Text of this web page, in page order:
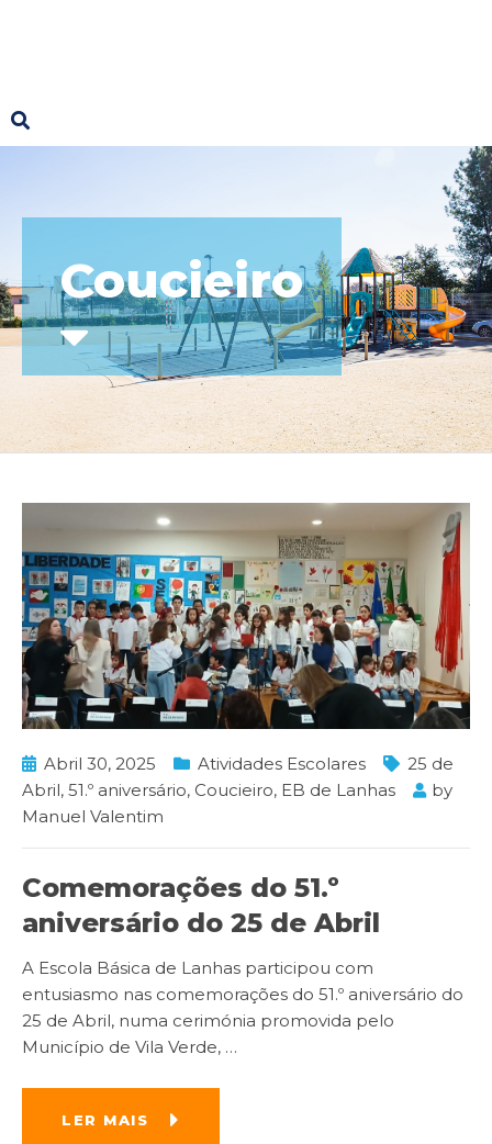
Coucieiro
Abril 30, 2025 Atividades Escolares
25 de
Abril, 51.º aniversário, Coucieiro, EB de Lanhas
by
Manuel Valentim
Comemorações do 51.º
aniversário do 25 de Abril
A Escola Básica de Lanhas participou com
entusiasmo nas comemorações do 51.º aniversário do
25 de Abril, numa cerimónia promovida pelo
Município de Vila Verde, …
LER MAIS